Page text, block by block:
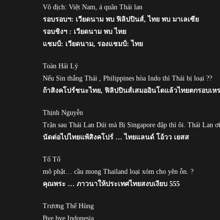
Vô địch: Việt Nam, á quân Thái lan
รอบรอบฯ: เวียดนาม พบ ฟิลิปปินส์, ไทย พบ มาเลเซีย
รอบชิงฯ : เวียดนาม พบ ไทย
แชมป์: เวียดนาม, รองแชมป์: ไทย
Toàn Hải Lý
Nếu Sin thắng Thái , Philippines hòa Indo thì Thái bị loại ??
ถ้าสิงคโปร์ชนะไทย, ฟิลิปปินส์เสมออินโดแล้วไทยตกรอบเห
Thịnh Nguyễn
Trận sau Thái Lan Dúi mà Bị Singapore đập thì ôi. Thái Lan
นัดต่อไปไทยแพ้สิงคโปร์ … ไทยแลนด์ โอ้วว เยสส
Tố Tố
mô phật… cầu mong Thailand loại xóm cho yên ỗn. ?
คุณพระ … ภาวนาให้ประเทศไทยสงบเงียบ 555
Trương Thế Hùng
Bye bye Indonesia